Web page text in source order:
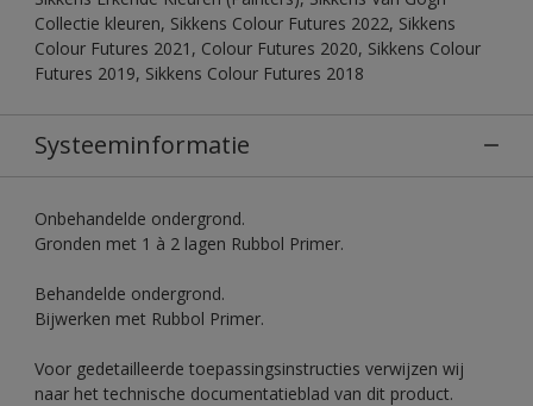
Collectie kleuren, Sikkens Colour Futures 2022, Sikkens
Colour Futures 2021, Colour Futures 2020, Sikkens Colour
Futures 2019, Sikkens Colour Futures 2018
Systeeminformatie
Onbehandelde ondergrond.
Gronden met 1 à 2 lagen Rubbol Primer.
Behandelde ondergrond.
Bijwerken met Rubbol Primer.
Voor gedetailleerde toepassingsinstructies verwijzen wij
naar het technische documentatieblad van dit product.